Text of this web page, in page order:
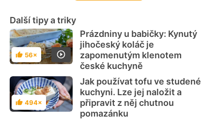
Další tipy a triky
Hodnocení
56×
Prázdniny u babičky: Kynutý
jihočeský koláč je
zapomenutým klenotem
české kuchyně
Hodnocení
494×
Jak používat tofu ve studené
kuchyni. Lze jej naložit a
připravit z něj chutnou
pomazánku